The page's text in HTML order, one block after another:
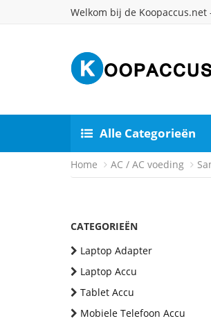
Welkom bij de
Alle Categorieën
Home AC / AC voeding
CATEGORIEËN
Laptop Adapter
Laptop Accu
Tablet Accu
Mobiele Telefoon Accu